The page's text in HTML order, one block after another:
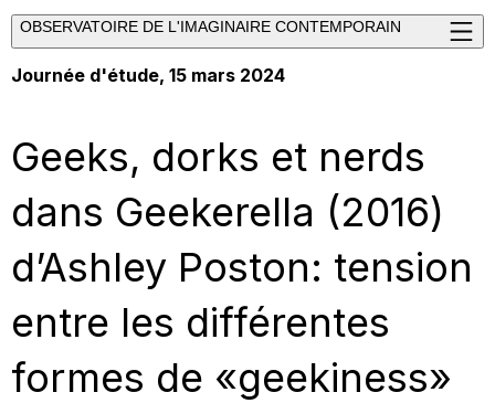
OBSERVATOIRE DE L'IMAGINAIRE CONTEMPORAIN
Journée d'étude, 15 mars 2024
Geeks, dorks et nerds
dans Geekerella (2016)
d’Ashley Poston: tension
entre les différentes
formes de «geekiness»